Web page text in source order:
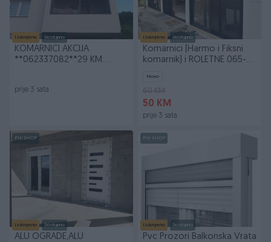
Izdvojeno Dostupno
KOMARNICI AKCIJA
**062337082**29 KM.
prije 3 sata
Izdvojeno Dostupno
Komarnici (Harmo i Fiksni
komarnik) i ROLETNE 065-
Novo
60 KM
50 KM
prije 3 sata
PIK SHOP
Izdvojeno Dostupno
ALU OGRADE,ALU
PIK SHOP
Izdvojeno Dostupno
Pvc Prozori Balkonska Vrata